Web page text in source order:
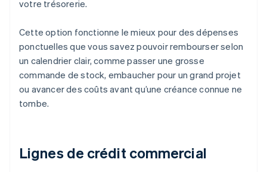
votre trésorerie.
Cette option fonctionne le mieux pour des dépenses
ponctuelles que vous savez pouvoir rembourser selon
un calendrier clair, comme passer une grosse
commande de stock, embaucher pour un grand projet
ou avancer des coûts avant qu’une créance connue ne
tombe.
Lignes de crédit commercial